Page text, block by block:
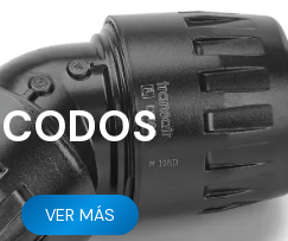
CODOS
VER MÁS